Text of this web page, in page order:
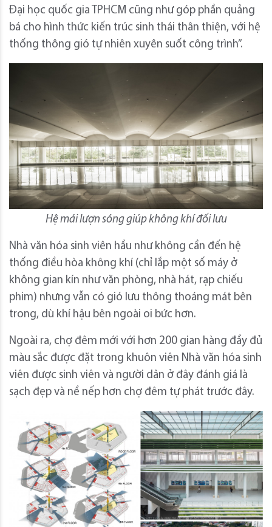
Đại học quốc gia TPHCM cũng như góp phần quảng
bá cho hình thức kiến trúc sinh thái thân thiện, với hệ
thống thông gió tự nhiên xuyên suốt công trình”.
Hệ mái lượn sóng giúp không khí đối lưu
Nhà văn hóa sinh viên hầu như không cần đến hệ
thống điều hòa không khí (chỉ lắp một số máy ở
không gian kín như văn phòng, nhà hát, rạp chiếu
phim) nhưng vẫn có gió lưu thông thoáng mát bên
trong, dù khí hậu bên ngoài oi bức hơn.
Ngoài ra, chợ đêm mới với hơn 200 gian hàng đầy đủ
màu sắc được đặt trong khuôn viên Nhà văn hóa sinh
viên được sinh viên và người dân ở đây đánh giá là
sạch đẹp và nề nếp hơn chợ đêm tự phát trước đây.